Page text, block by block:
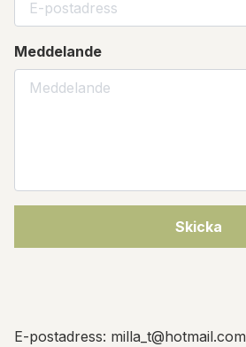
Meddelande
Skicka
E-postadress: milla_t@hotmail.com